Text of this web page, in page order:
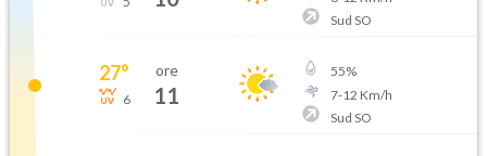
Sud SO
27°
6
ore
11
55%
7-12 Km/h
Sud SO